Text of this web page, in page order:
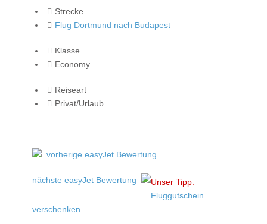
Strecke
Flug Dortmund nach Budapest
Klasse
Economy
Reiseart
Privat/Urlaub
vorherige easyJet Bewertung
nächste easyJet Bewertung
Unser Tipp:
Fluggutschein
verschenken